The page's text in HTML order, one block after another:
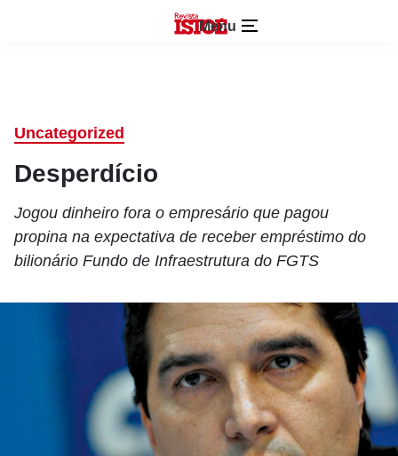
Menu
Uncategorized
Desperdício
Jogou dinheiro fora o empresário que pagou
propina na expectativa de receber empréstimo do
bilionário Fundo de Infraestrutura do FGTS